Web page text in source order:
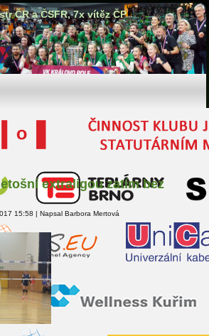
ČR a ČSFR, 7x vítěz ČP
extraligou zatím bez
15:58 |Napsal Barbora Mertová